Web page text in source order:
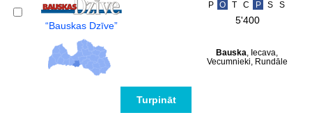
“Bauskas Dzīve”
P O T C P S S
5'400
Bauska, Iecava,
Vecumnieki, Rundāle
Turpināt